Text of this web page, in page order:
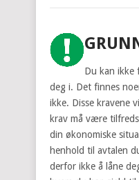
Du kan ikke
deg i. Det finnes
ikke. Disse kravene
krav må være
din økonomiske
henhold til avtalen
derfor ikke å låne